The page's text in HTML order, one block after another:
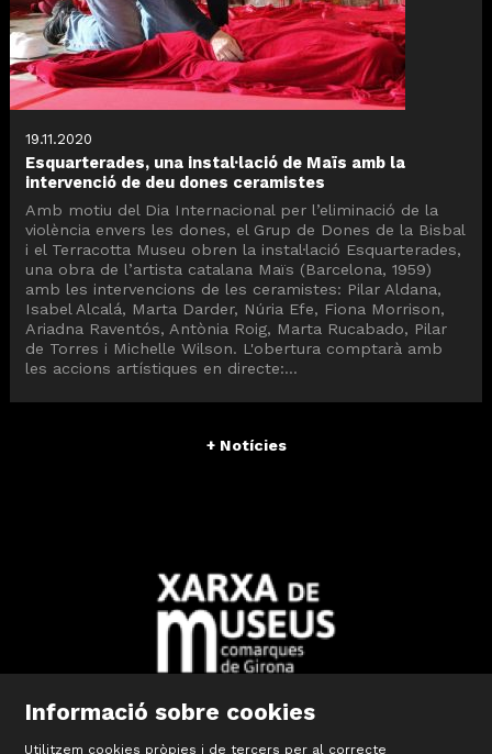
19.11.2020
Esquarterades, una instal·lació de Maïs amb la
intervenció de deu dones ceramistes
Amb motiu del Dia Internacional per l’eliminació de la
violència envers les dones, el Grup de Dones de la Bisbal
i el Terracotta Museu obren la instal·lació Esquarterades,
una obra de l’artista catalana Maïs (Barcelona, 1959)
amb les intervencions de les ceramistes: Pilar Aldana,
Isabel Alcalá, Marta Darder, Núria Efe, Fiona Morrison,
Ariadna Raventós, Antònia Roig, Marta Rucabado, Pilar
de Torres i Michelle Wilson. L'obertura comptarà amb
les accions artístiques en directe:...
+ Notícies
Diapositiva 2 de 10: Xarxa Territorial de Museus de les
Informació sobre cookies
Utilitzem cookies pròpies i de tercers per al correcte